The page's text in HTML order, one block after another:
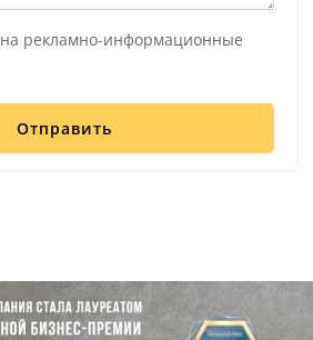
на рекламно-информационные
Отправить